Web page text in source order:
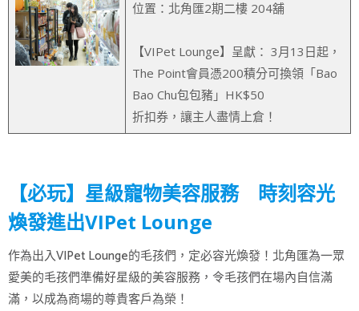
位置：北角匯2期二樓 204舖
【VIPet Lounge】呈獻： 3月13日起，
The Point會員憑200積分可換領「Bao
Bao Chu包包豬」HK$50
折扣券，讓主人盡情上倉！
【必玩】星級寵物美容服務 時刻容光
煥發進出VIPet Lounge
作為出入VIPet Lounge的毛孩們，定必容光煥發！北角匯為一眾
愛美的毛孩們準備好星級的美容服務，令毛孩們在場內自信滿
滿，以成為商場的尊貴客戶為榮！